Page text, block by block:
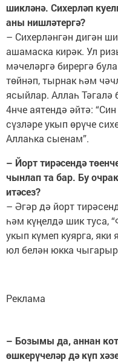
шикләнә. Сихерләп
аны нишләтергә?
– Сихерләнгән дигән
ашамаска кирәк. Ул
мәчеләргә бирергә
төйнәп, тырнак һәм
ясыйлар. Аллаһ Тәгалә
4нче аятендә әйтә:
сүзләре укып өрүче
Аллаһка сыенам”.
– Йорт тирәсендә
чынлап та бар. Бу
итәсез?
– Әгәр дә йорт
һәм күңелдә шик туса,
укып күмеп куярга,
юл белән юкка
Реклама
– Бозымы да, аннан
өшкерүчеләр дә күп